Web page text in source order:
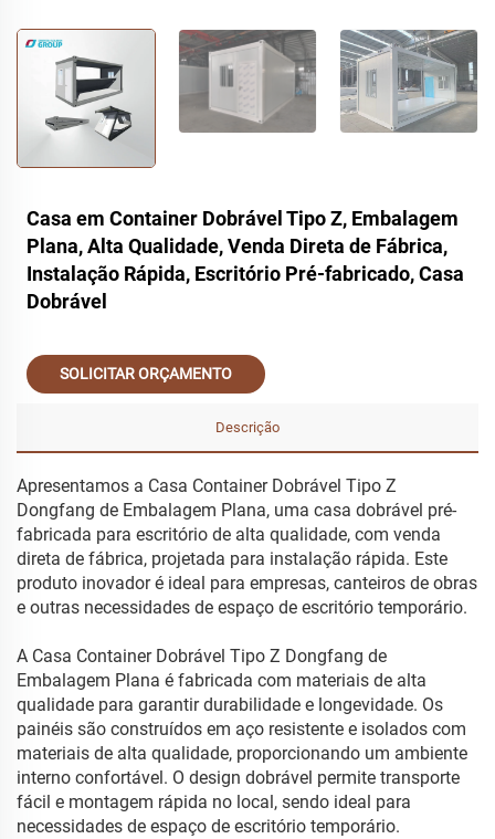
Casa em Container Dobrável Tipo Z, Embalagem
Plana, Alta Qualidade, Venda Direta de Fábrica,
Instalação Rápida, Escritório Pré-fabricado, Casa
Dobrável
SOLICITAR ORÇAMENTO
Descrição
Apresentamos a Casa Container Dobrável Tipo Z
Dongfang de Embalagem Plana, uma casa dobrável pré-
fabricada para escritório de alta qualidade, com venda
direta de fábrica, projetada para instalação rápida. Este
produto inovador é ideal para empresas, canteiros de obras
e outras necessidades de espaço de escritório temporário.
A Casa Container Dobrável Tipo Z Dongfang de
Embalagem Plana é fabricada com materiais de alta
qualidade para garantir durabilidade e longevidade. Os
painéis são construídos em aço resistente e isolados com
materiais de alta qualidade, proporcionando um ambiente
interno confortável. O design dobrável permite transporte
fácil e montagem rápida no local, sendo ideal para
necessidades de espaço de escritório temporário.